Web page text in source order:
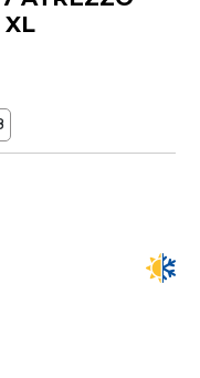
XL